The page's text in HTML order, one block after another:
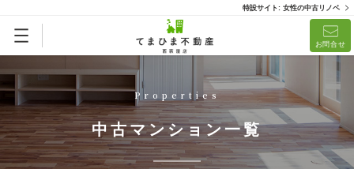
特設サイト: 女性の中古リノベ
お問合せ
Properties
中古マンション一覧
リノベーション済